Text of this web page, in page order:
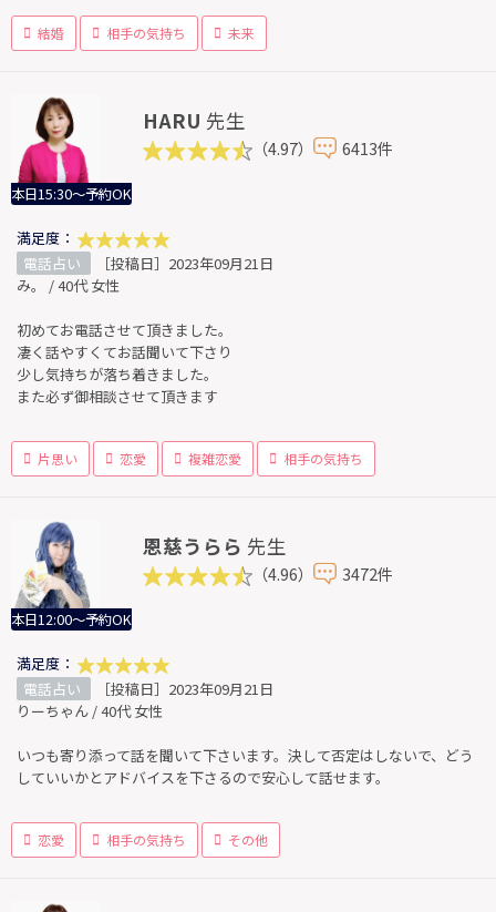
結婚 相手の気持ち 未来
本日15:30～予約OK
HARU 先生
（4.97） 6413件
満足度：
電話占い
［投稿日］2023年09月21日
み。 / 40代 女性
初めてお電話させて頂きました。
凄く話やすくてお話聞いて下さり
少し気持ちが落ち着きました。
また必ず御相談させて頂きます
片思い 恋愛 複雑恋愛 相手の気持ち
本日12:00～予約OK
恩慈うらら 先生
（4.96） 3472件
満足度：
電話占い
［投稿日］2023年09月21日
りーちゃん / 40代 女性
いつも寄り添って話を聞いて下さいます。決して否定はしないで、どう
していいかとアドバイスを下さるので安心して話せます。
恋愛 相手の気持ち その他